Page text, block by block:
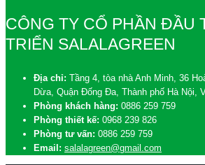
CÔNG TY CỔ PHẦN ĐẦU
TRIỂN SALALAGREEN
Địa chỉ: Tầng 4, tòa nhà Anh Minh, 36
Dừa, Quận Đống Đa, Thành phố Hà Nội,
Phòng khách hàng: 0886 259 759
Phòng thiết kế: 0968 239 826
Phòng tư vấn: 0886 259 759
Email: salalagreen@gmail.com